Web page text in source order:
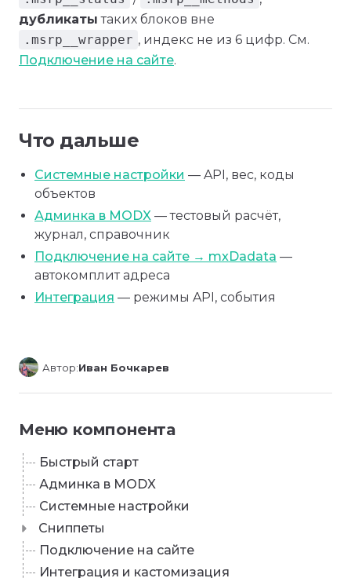
дубликаты таких блоков вне
.msrp__wrapper , индекс не из 6 цифр. См.
Подключение на сайте.
Что дальше
Системные настройки — API, вес, коды
объектов
Админка в MODX — тестовый расчёт,
журнал, справочник
Подключение на сайте → mxDadata —
автокомплит адреса
Интеграция — режимы API, события
Автор:Иван Бочкарев
Меню компонента
Быстрый старт
Админка в MODX
Системные настройки
Сниппеты
Подключение на сайте
Интеграция и кастомизация